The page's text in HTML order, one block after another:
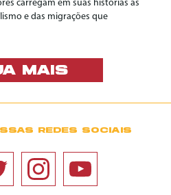
carregam em suas histórias as
e das migrações que
MAIS
REDES SOCIAIS